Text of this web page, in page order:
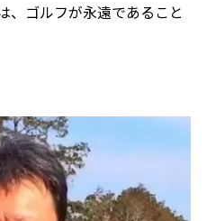
、ゴルフが永遠であること